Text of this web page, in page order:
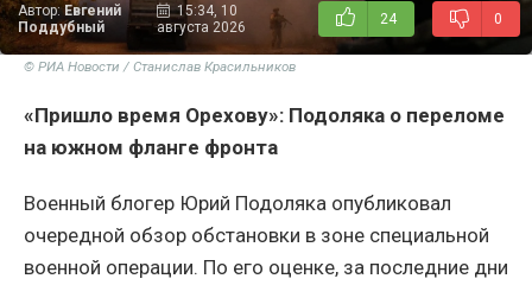
Автор: Евгений
Поддубный
15:34, 10
августа 2026
24 0
© РИА Новости / Станислав Красильников
«Пришло время Орехову»: Подоляка о переломе
на южном фланге фронта
Военный блогер Юрий Подоляка опубликовал
очередной обзор обстановки в зоне специальной
военной операции. По его оценке, за последние дни